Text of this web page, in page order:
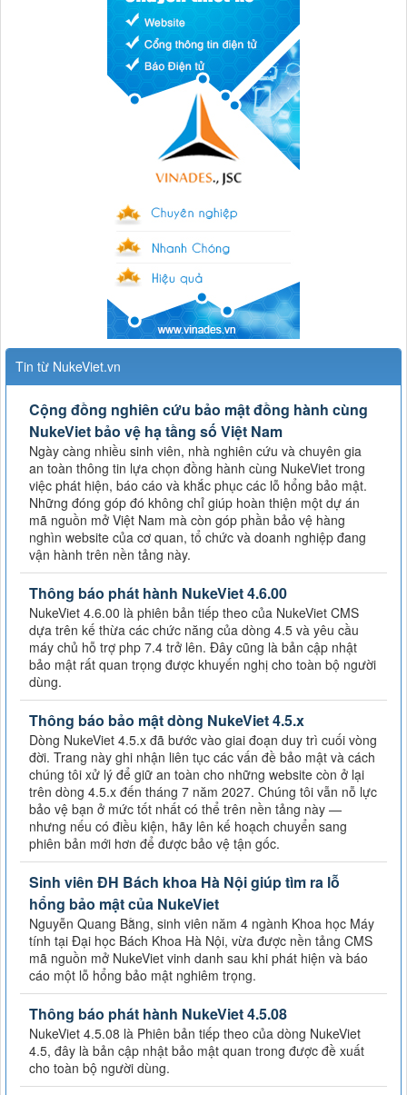
Tin từ NukeViet.vn
Cộng đồng nghiên cứu bảo mật đồng hành cùng
NukeViet bảo vệ hạ tầng số Việt Nam
Ngày càng nhiều sinh viên, nhà nghiên cứu và chuyên gia
an toàn thông tin lựa chọn đồng hành cùng NukeViet trong
việc phát hiện, báo cáo và khắc phục các lỗ hổng bảo mật.
Những đóng góp đó không chỉ giúp hoàn thiện một dự án
mã nguồn mở Việt Nam mà còn góp phần bảo vệ hàng
nghìn website của cơ quan, tổ chức và doanh nghiệp đang
vận hành trên nền tảng này.
Thông báo phát hành NukeViet 4.6.00
NukeViet 4.6.00 là phiên bản tiếp theo của NukeViet CMS
dựa trên kế thừa các chức năng của dòng 4.5 và yêu cầu
máy chủ hỗ trợ php 7.4 trở lên. Đây cũng là bản cập nhật
bảo mật rất quan trọng được khuyến nghị cho toàn bộ người
dùng.
Thông báo bảo mật dòng NukeViet 4.5.x
Dòng NukeViet 4.5.x đã bước vào giai đoạn duy trì cuối vòng
đời. Trang này ghi nhận liên tục các vấn đề bảo mật và cách
chúng tôi xử lý để giữ an toàn cho những website còn ở lại
trên dòng 4.5.x đến tháng 7 năm 2027. Chúng tôi vẫn nỗ lực
bảo vệ bạn ở mức tốt nhất có thể trên nền tảng này —
nhưng nếu có điều kiện, hãy lên kế hoạch chuyển sang
phiên bản mới hơn để được bảo vệ tận gốc.
Sinh viên ĐH Bách khoa Hà Nội giúp tìm ra lỗ
hổng bảo mật của NukeViet
Nguyễn Quang Bằng, sinh viên năm 4 ngành Khoa học Máy
tính tại Đại học Bách Khoa Hà Nội, vừa được nền tảng CMS
mã nguồn mở NukeViet vinh danh sau khi phát hiện và báo
cáo một lỗ hổng bảo mật nghiêm trọng.
Thông báo phát hành NukeViet 4.5.08
NukeViet 4.5.08 là Phiên bản tiếp theo của dòng NukeViet
4.5, đây là bản cập nhật bảo mật quan trong được đề xuất
cho toàn bộ người dùng.